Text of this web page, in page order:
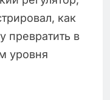
как
превратить в
уровня